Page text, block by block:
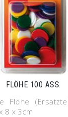
FLÖHE 100 ASS.
Flöhe
8 x 3cm